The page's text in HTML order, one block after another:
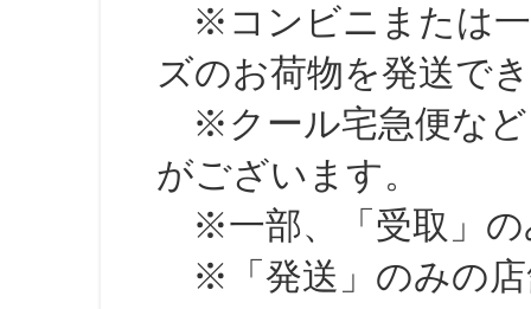
※コンビニまたは一
ズのお荷物を発送で
※クール宅急便など
がございます。
※一部、「受取」の
※「発送」のみの店